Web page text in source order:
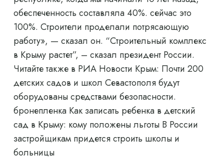
обеспеченность составляла 40%. сейчас это
100%. Строители проделали потрясающую
работу», — сказал он. “Строительный комплекс
в Крыму растет”, – сказал президент России.
Читайте также в РИА Новости Крым: Почти 200
детских садов и школ Севастополя будут
оборудованы средствами безопасности.
бронепленка Как записать ребенка в детский
сад в Крыму: кому положены льготы В России
застройщикам придется строить школы и
больницы